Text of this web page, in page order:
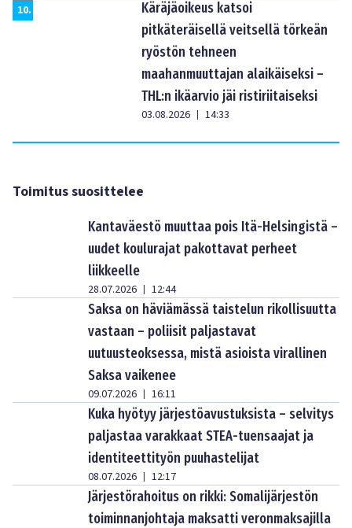
10.
Käräjäoikeus katsoi
pitkäteräisellä veitsellä törkeän
ryöstön tehneen
maahanmuuttajan alaikäiseksi –
THL:n ikäarvio jäi ristiriitaiseksi
03.08.2026 | 14:33
Toimitus suosittelee
Kantaväestö muuttaa pois Itä-Helsingistä –
uudet koulurajat pakottavat perheet
liikkeelle
28.07.2026 | 12:44
Saksa on häviämässä taistelun rikollisuutta
vastaan – poliisit paljastavat
uutuusteoksessa, mistä asioista virallinen
Saksa vaikenee
09.07.2026 | 16:11
Kuka hyötyy järjestöavustuksista – selvitys
paljastaa varakkaat STEA-tuensaajat ja
identiteettityön puuhastelijat
08.07.2026 | 12:17
Järjestörahoitus on rikki: Somalijärjestön
toiminnanjohtaja maksatti veronmaksajilla